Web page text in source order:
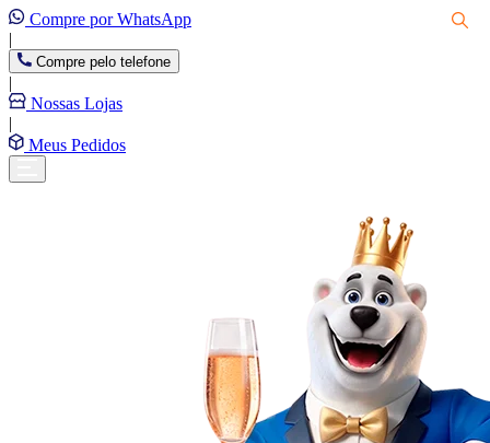
Compre por WhatsApp
|
Compre pelo telefone
|
Nossas Lojas
|
Meus Pedidos